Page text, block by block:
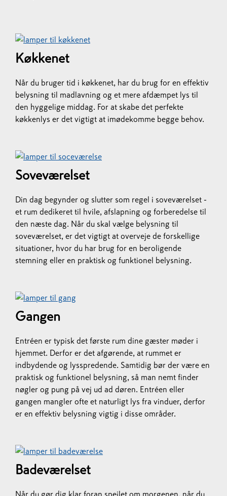
Køkkenet
Når du bruger tid i køkkenet, har du brug for en effektiv
belysning til madlavning og et mere afdæmpet lys til
den hyggelige middag. For at skabe det perfekte
køkkenlys er det vigtigt at imødekomme begge behov.
Soveværelset
Din dag begynder og slutter som regel i soveværelset -
et rum dedikeret til hvile, afslapning og forberedelse til
den næste dag. Når du skal vælge belysning til
soveværelset, er det vigtigt at overveje de forskellige
situationer, hvor du har brug for en beroligende
stemning eller en praktisk og funktionel belysning.
Gangen
Entréen er typisk det første rum dine gæster møder i
hjemmet. Derfor er det afgørende, at rummet er
indbydende og lysspredende. Samtidig bør der være en
praktisk og funktionel belysning, så man nemt finder
nøgler og pung på vej ud ad døren. Entréen eller
gangen mangler ofte et naturligt lys fra vinduer, derfor
er en effektiv belysning vigtig i disse områder.
Badeværelset
Når du gør dig klar foran spejlet om morgenen, når du